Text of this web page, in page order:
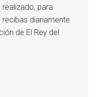
para
diariamente
de El Rey del